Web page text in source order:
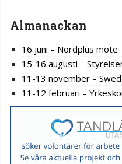
Almanackan
16 juni – Nordplus möte
15-16 augusti –
11-13 november –
11-12 februari –